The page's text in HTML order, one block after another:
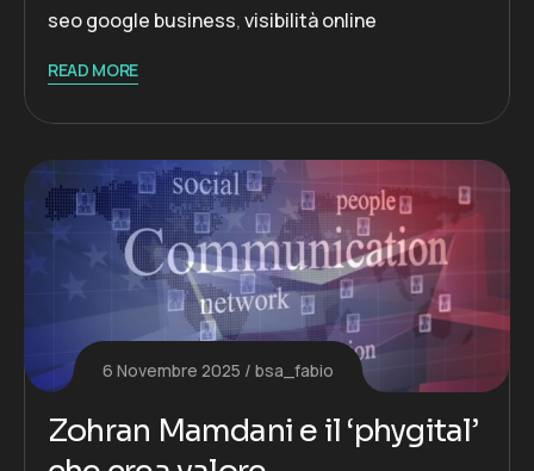
seo google business,visibilità online
READ MORE
6 Novembre 2025 bsa_fabio
Zohran Mamdani e il ‘phygital’